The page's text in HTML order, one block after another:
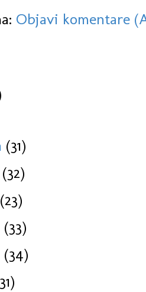
Objavi komentare
(31)
(32)
(23)
(33)
(34)